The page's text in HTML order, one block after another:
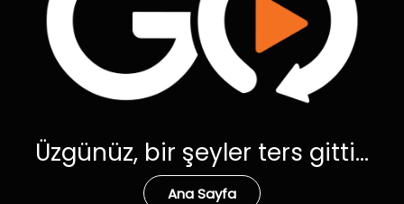
Üzgünüz, bir şeyler ters gitti...
Ana Sayfa